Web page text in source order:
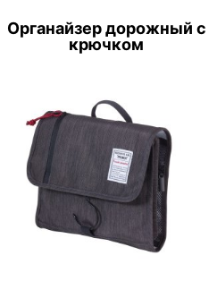
Органайзер дорожный с
крючком